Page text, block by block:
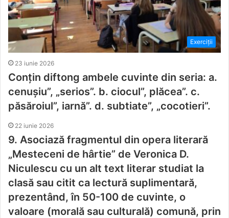
Exerciții
23 iunie 2026
Conţin diftong ambele cuvinte din seria: a.
cenuşiu”, „serios”. b. ciocul”, plăcea”. c.
păsăroiul”, iarnă”. d. subtiate”, „cocotieri”.
22 iunie 2026
9. Asociază fragmentul din opera literară
„Mesteceni de hârtie” de Veronica D.
Niculescu cu un alt text literar studiat la
clasă sau citit ca lectură suplimentară,
prezentând, în 50-100 de cuvinte, o
valoare (morală sau culturală) comună, prin